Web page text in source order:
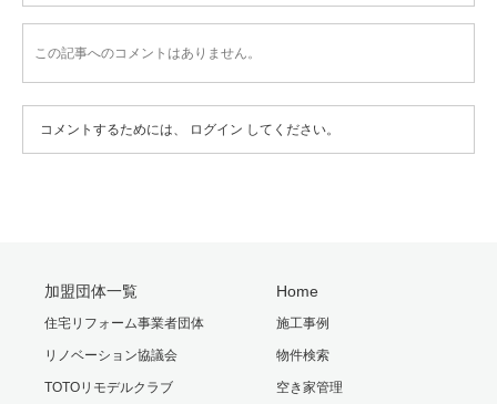
この記事へのコメントはありません。
コメントするためには、 ログイン してください。
加盟団体一覧
住宅リフォーム事業者団体
リノベーション協議会
TOTOリモデルクラブ
Home
施工事例
物件検索
空き家管理